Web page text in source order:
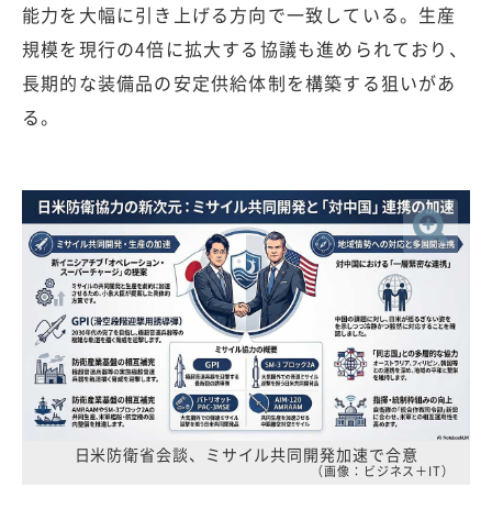
能力を大幅に引き上げる方向で一致している。生産
規模を現行の4倍に拡大する協議も進められており、
長期的な装備品の安定供給体制を構築する狙いがあ
る。
日米防衛省会談、ミサイル共同開発加速で合意
（画像：ビジネス＋IT）